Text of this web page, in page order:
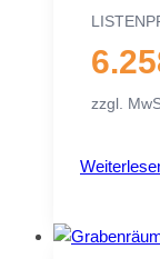
zzgl.